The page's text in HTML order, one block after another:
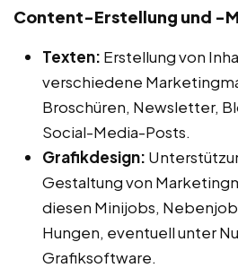
Content-Erstellung und -
Texten: Erstellung von
verschiedene
Broschüren, Newsletter,
Social-Media-Posts.
Grafikdesign:
Gestaltung von
diesen Minijobs,
Hungen, eventuell unter
Grafiksoftware.